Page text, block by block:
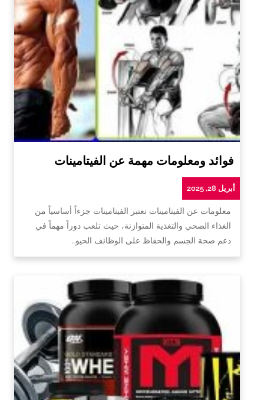
فوائد ومعلومات مهمة عن الفيتامينات
أبريل 28, 2025
معلومات عن الفيتامينات تعتبر الفيتامينات جزءاً أساسياً من
الغذاء الصحي والتغذية المتوازنة، حيث تلعب دوراً مهماً في
دعم صحة الجسم والحفاظ على الوظائف الحيو…